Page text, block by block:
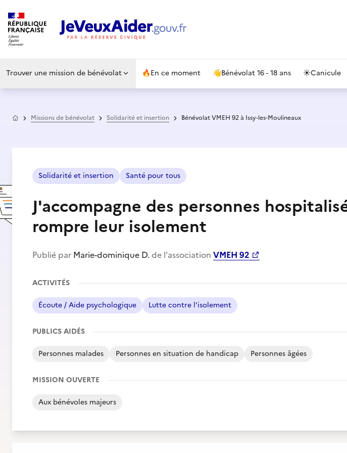
Trouver une mission de bénévolat 🔥En ce moment 👋Bénévolat 16 - 18 ans ☀️Canicule
AccueilMissions de bénévolat Solidarité et insertion Bénévolat VMEH 92 à Issy-les-Moulineaux
Solidarité et insertion Santé pour tous
J'accompagne des personnes
rompre leur isolement
Publié par Marie-dominique D. de l'association VMEH 92
ACTIVITÉS
Écoute / Aide psychologique Lutte contre l'isolement
PUBLICS AIDÉS
Personnes malades Personnes en situation de handicap Personnes âgées
MISSION OUVERTE
Aux bénévoles majeurs